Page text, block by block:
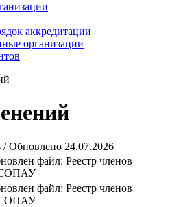
аккредитации
организации
Обновлено 24.07.2026
файл: Реестр членов
файл: Реестр членов